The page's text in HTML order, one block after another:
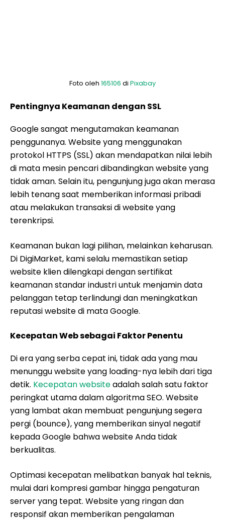
Foto oleh 165106 di Pixabay
Pentingnya Keamanan dengan SSL
Google sangat mengutamakan keamanan
penggunanya. Website yang menggunakan
protokol HTTPS (SSL) akan mendapatkan nilai lebih
di mata mesin pencari dibandingkan website yang
tidak aman. Selain itu, pengunjung juga akan merasa
lebih tenang saat memberikan informasi pribadi
atau melakukan transaksi di website yang
terenkripsi.
Keamanan bukan lagi pilihan, melainkan keharusan.
Di DigiMarket, kami selalu memastikan setiap
website klien dilengkapi dengan sertifikat
keamanan standar industri untuk menjamin data
pelanggan tetap terlindungi dan meningkatkan
reputasi website di mata Google.
Kecepatan Web sebagai Faktor Penentu
Di era yang serba cepat ini, tidak ada yang mau
menunggu website yang loading-nya lebih dari tiga
detik. Kecepatan websiteadalah salah satu faktor
peringkat utama dalam algoritma SEO. Website
yang lambat akan membuat pengunjung segera
pergi (bounce), yang memberikan sinyal negatif
kepada Google bahwa website Anda tidak
berkualitas.
Optimasi kecepatan melibatkan banyak hal teknis,
mulai dari kompresi gambar hingga pengaturan
server yang tepat. Website yang ringan dan
responsif akan memberikan pengalaman